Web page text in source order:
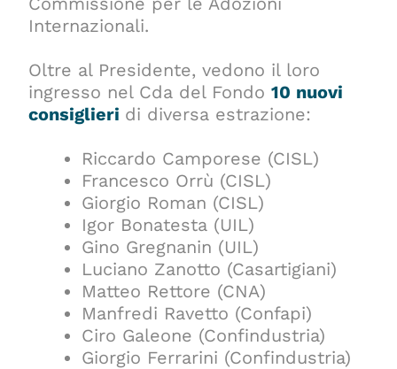
Internazionali.
Oltre al Presidente, vedono il loro
ingresso nel Cda del Fondo10 nuovi
consiglieri di diversa estrazione:
Riccardo Camporese (CISL)
Francesco Orrù (CISL)
Giorgio Roman (CISL)
Igor Bonatesta (UIL)
Gino Gregnanin (UIL)
Luciano Zanotto (Casartigiani)
Matteo Rettore (CNA)
Manfredi Ravetto (Confapi)
Ciro Galeone (Confindustria)
Giorgio Ferrarini (Confindustria)